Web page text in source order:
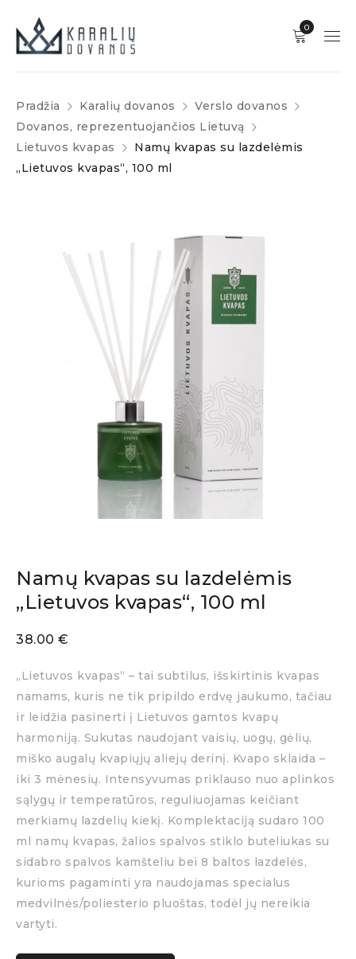
0
Pradžia Karalių dovanos
Verslo dovanos
Dovanos, reprezentuojančios Lietuvą
Lietuvos kvapas
Namų kvapas su lazdelėmis
„Lietuvos kvapas“, 100 ml
Namų kvapas su lazdelėmis
„Lietuvos kvapas“, 100 ml
38.00 €
„Lietuvos kvapas“ – tai subtilus, išskirtinis kvapas
namams, kuris ne tik pripildo erdvę jaukumo, tačiau
ir leidžia pasinerti į Lietuvos gamtos kvapų
harmoniją. Sukutas naudojant vaisių, uogų, gėlių,
miško augalų kvapiųjų aliejų derinį. Kvapo sklaida –
iki 3 mėnesių. Intensyvumas priklauso nuo aplinkos
sąlygų ir temperatūros, reguliuojamas keičiant
merkiamų lazdelių kiekį. Komplektaciją sudaro 100
ml namų kvapas, žalios spalvos stiklo buteliukas su
sidabro spalvos kamšteliu bei 8 baltos lazdelės,
kurioms pagaminti yra naudojamas specialus
medvilnės/poliesterio pluoštas, todėl jų nereikia
vartyti.